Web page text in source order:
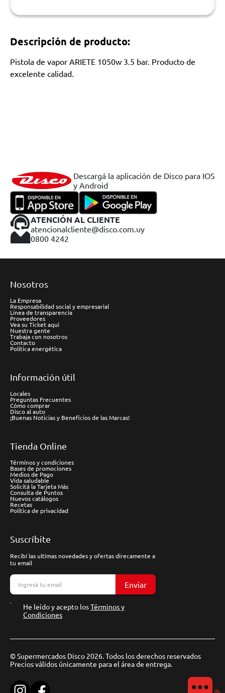
Descripción de producto:
Pistola de vapor ARIETE 1050w 3.5 bar. Producto de
excelente calidad.
Descargá la aplicación de Disco para IOS
y Android
ATENCIÓN AL CLIENTE
atencionalcliente@disco.com.uy
0800 4242
Nosotros
La Empresa
Responsabilidad social y empresarial
Línea de transparencia
Proveedores
Vea su Ticket aquí
Nuestra gente
Trabaja con nosotros
Contacto
Política energética
Información útil
Locales
Preguntas Frecuentes
Cómo comprar
Disco al auto
¡Buenas Noticias y Beneficios de las Marcas!
Tienda Online
Términos y condiciones
Bases de promociones
Medios de Pago
Vida saludable
Solicitá la Tarjeta Más
Consulta de Puntos
Nuevos catálogos
Recetas
Política de privacidad
Suscríbite
Recibí las ultimas novedades y ofertas direcamente a
tu email
Enviar
He leído y acepto losTérminos y
Condiciones
© Supermercados Disco 2026. Todos los derechos reservados
Precios válidos únicamente para el área de entrega.